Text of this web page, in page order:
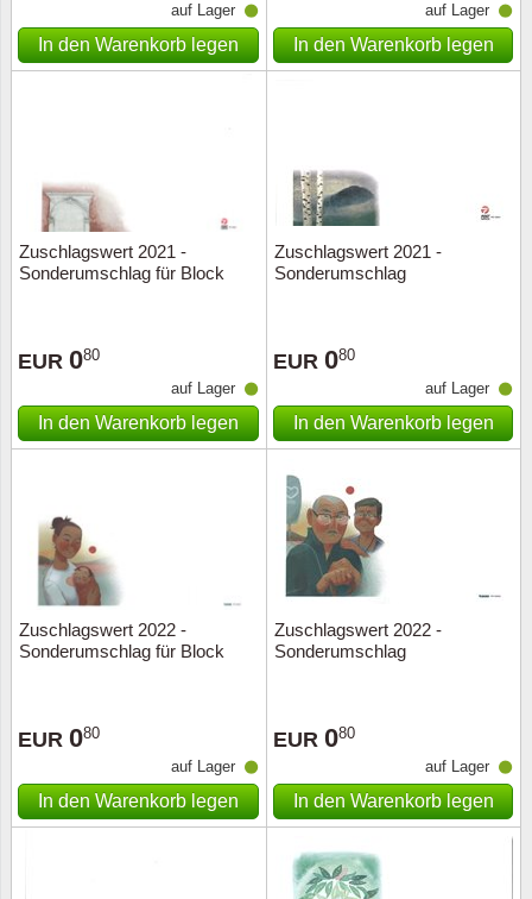
auf Lager
In den Warenkorb legen
auf Lager
In den Warenkorb legen
Zuschlagswert 2021 -
Sonderumschlag für Block
EUR 080
auf Lager
In den Warenkorb legen
Zuschlagswert 2021 -
Sonderumschlag
EUR 080
auf Lager
In den Warenkorb legen
Zuschlagswert 2022 -
Sonderumschlag für Block
EUR 080
auf Lager
In den Warenkorb legen
Zuschlagswert 2022 -
Sonderumschlag
EUR 080
auf Lager
In den Warenkorb legen